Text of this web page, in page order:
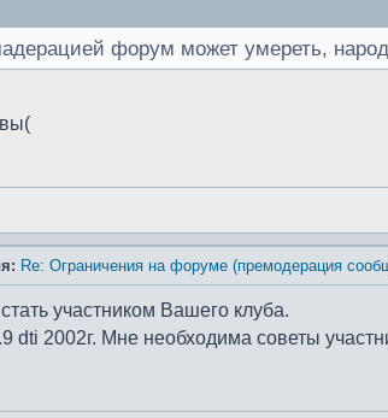
форум может умереть,
Re: Ограничения на форуме (премодерация
участником Вашего клуба.
dti 2002г. Мне необходима советы